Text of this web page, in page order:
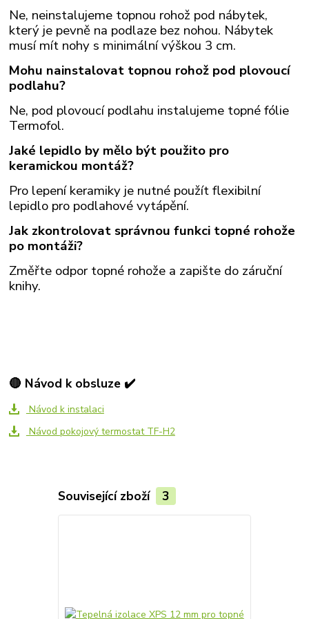
Ne, neinstalujeme topnou rohož pod nábytek,
který je pevně na podlaze bez nohou. Nábytek
musí mít nohy s minimální výškou 3 cm.
Mohu nainstalovat topnou rohož pod plovoucí
podlahu?
Ne, pod plovoucí podlahu instalujeme topné fólie
Termofol.
Jaké lepidlo by mělo být použito pro
keramickou montáž?
Pro lepení keramiky je nutné použít flexibilní
lepidlo pro podlahové vytápění.
Jak zkontrolovat správnou funkci topné rohože
po montáži?
Změřte odpor topné rohože a zapište do záruční
knihy.
🔴 Návod k obsluze ✔️
Návod k instalaci
Návod pokojový termostat TF-H2
Související zboží 3